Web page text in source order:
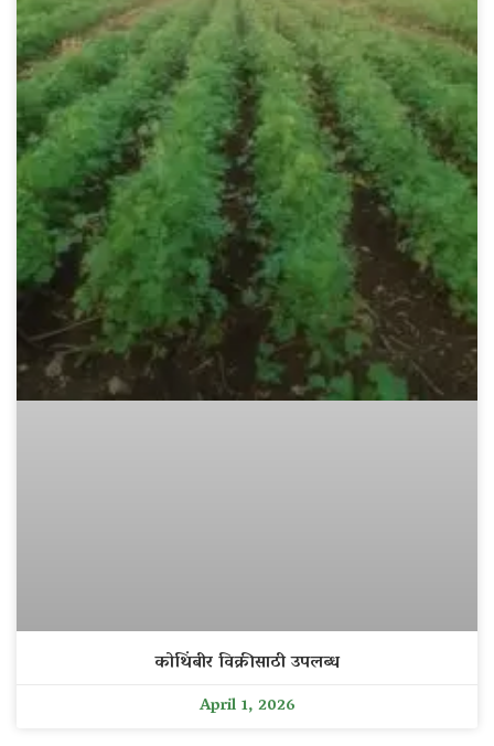
कोथिंबीर विक्रीसाठी उपलब्ध
April 1, 2026